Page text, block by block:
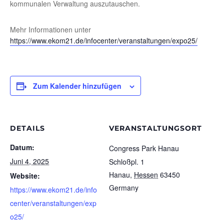
kommunalen Verwaltung auszutauschen.
Mehr Informationen unter
https://www.ekom21.de/infocenter/veranstaltungen/expo25/
Zum Kalender hinzufügen
DETAILS
Datum:
Juni 4, 2025
Website:
https://www.ekom21.de/info
center/veranstaltungen/exp
o25/
VERANSTALTUNGSORT
Congress Park Hanau
Schloßpl. 1
Hanau, Hessen 63450
Germany